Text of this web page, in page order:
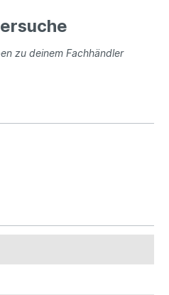
zu deinem Fachhändler